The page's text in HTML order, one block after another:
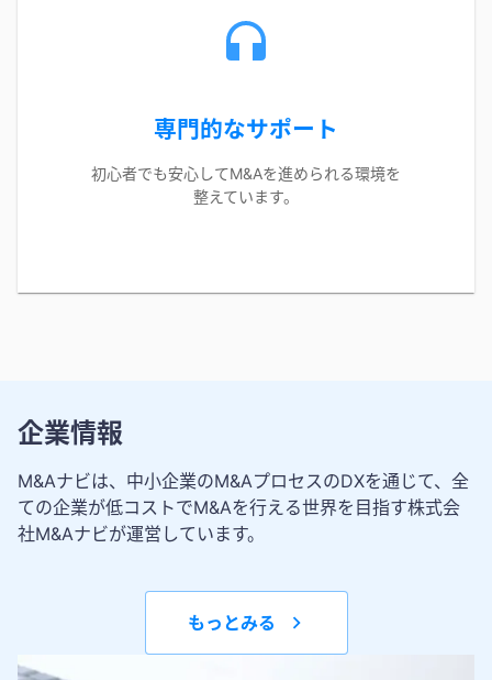
専門的なサポート
初心者でも安心してM&Aを進められる環境を
整えています。
企業情報
M&Aナビは、中小企業のM&AプロセスのDXを通じて、全
ての企業が低コストでM&Aを行える世界を目指す株式会
社M&Aナビが運営しています。
もっとみる